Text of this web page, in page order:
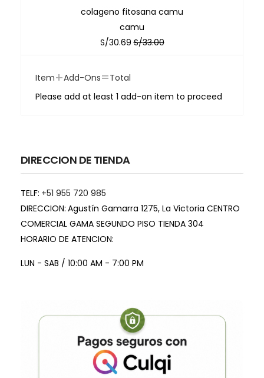
colageno fitosana camu
camu
S/30.69 S/33.00
Item+Add-Ons=Total
Please add at least 1 add-on item to proceed
DIRECCION DE TIENDA
TELF: +51 955 720 985
DIRECCION: Agustín Gamarra 1275, La Victoria CENTRO
COMERCIAL GAMA SEGUNDO PISO TIENDA 304
HORARIO DE ATENCION:
LUN - SAB / 10:00 AM - 7:00 PM